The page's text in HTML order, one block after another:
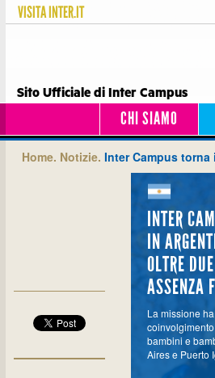
VISITAINTER.IT
Sito Ufficiale di Inter Campus
CHI SIAMO
Home. Notizie. Inter Campus
INTER
IN
OLTRE
ASSENZA
La missione
bambini e
Aires e Puerto